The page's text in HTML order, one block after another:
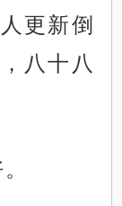
更新倒
八十八